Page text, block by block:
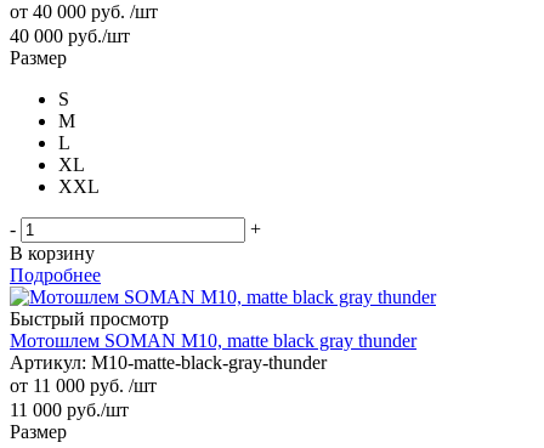
от 40 000 руб. /шт
40 000 руб./шт
Размер
S
M
L
XL
XXL
-
+
В корзину
Подробнее
Быстрый просмотр
Мотошлем SOMAN M10, matte black gray thunder
Артикул: M10-matte-black-gray-thunder
от 11 000 руб. /шт
11 000 руб./шт
Размер